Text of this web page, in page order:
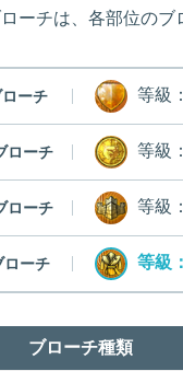
ーチは、各部位の
ーチ 等級
ローチ 等級
ローチ 等級
ローチ 等級
ブローチ種類